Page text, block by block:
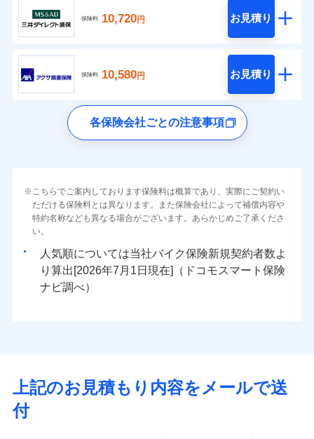
保険料 10,720円 お見積り
保険料 10,580円 お見積り
各保険会社ごとの注意事項
こちらでご案内しております保険料は概算であり、実際にご契約い
ただける保険料とは異なります。また保険会社によって補償内容や
特約名称なども異なる場合がございます。あらかじめご了承くださ
い。
人気順については当社
新規契約者数よ
り算出[
年 月
日現在]（ドコモスマート保険
ナビ調べ）
上記のお見積もり内容をメールで送
付